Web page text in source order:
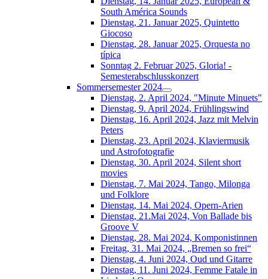
South América Sounds
Dienstag, 21. Januar 2025, Quintetto
Giocoso
Dienstag, 28. Januar 2025, Orquesta no
típica
Sonntag 2. Februar 2025, Gloria! -
Semesterabschlusskonzert
Sommersemester 2024
Dienstag, 2. April 2024, "Minute Minuets"
Dienstag, 9. April 2024, Frühlingswind
Dienstag, 16. April 2024, Jazz mit Melvin
Peters
Dienstag, 23. April 2024, Klaviermusik
und Astrofotografie
Dienstag, 30. April 2024, Silent short
movies
Dienstag, 7. Mai 2024, Tango, Milonga
und Folklore
Dienstag, 14. Mai 2024, Opern-Arien
Dienstag, 21.Mai 2024, Von Ballade bis
Groove V
Dienstag, 28. Mai 2024, Komponistinnen
Freitag, 31. Mai 2024, „Bremen so frei“
Dienstag, 4. Juni 2024, Oud und Gitarre
Dienstag, 11. Juni 2024, Femme Fatale in